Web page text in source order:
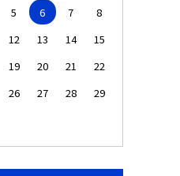
5 6 7
8
12 13 14
15
19 20 21
22
26 27 28
29